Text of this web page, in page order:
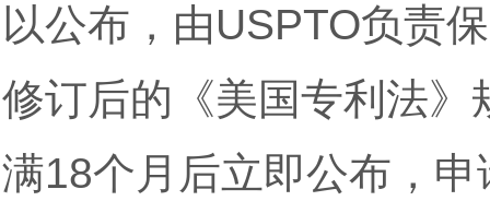
以公布，由USPTO负责
修订后的《美国专利法
满18个月后立即公布，